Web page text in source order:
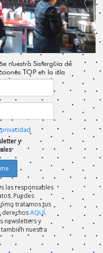
nuestra Sisterguía de
TOP en la isla
y
las responsables
Puedes
tratamos tus
derechosAQUÍ.
newsletters y
nuestra